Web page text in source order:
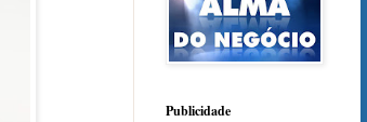
Publicidade